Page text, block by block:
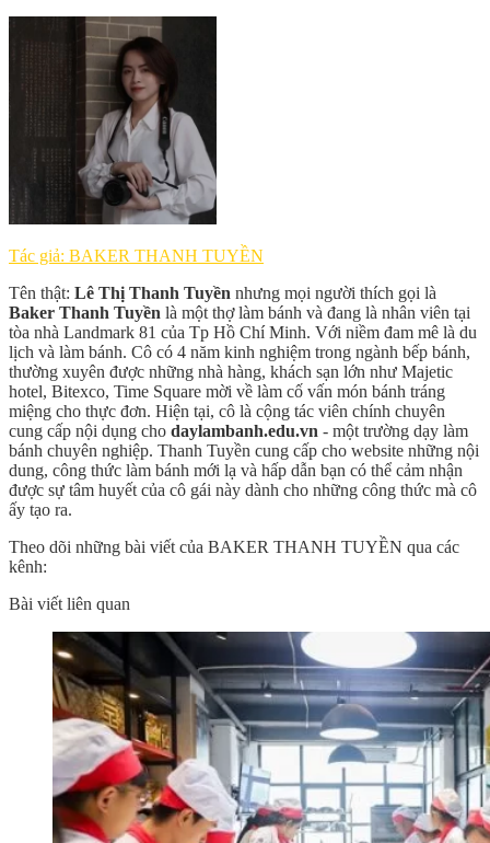
Tác giả: BAKER THANH TUYỀN
Tên thật: Lê Thị Thanh Tuyền nhưng mọi người thích gọi là
Baker Thanh Tuyền là một thợ làm bánh và đang là nhân viên tại
tòa nhà Landmark 81 của Tp Hồ Chí Minh. Với niềm đam mê là du
lịch và làm bánh. Cô có 4 năm kinh nghiệm trong ngành bếp bánh,
thường xuyên được những nhà hàng, khách sạn lớn như Majetic
hotel, Bitexco, Time Square mời về làm cố vấn món bánh tráng
miệng cho thực đơn. Hiện tại, cô là cộng tác viên chính chuyên
cung cấp nội dụng cho daylambanh.edu.vn - một trường dạy làm
bánh chuyên nghiệp. Thanh Tuyền cung cấp cho website những nội
dung, công thức làm bánh mới lạ và hấp dẫn bạn có thể cảm nhận
được sự tâm huyết của cô gái này dành cho những công thức mà cô
ấy tạo ra.
Theo dõi những bài viết của BAKER THANH TUYỀN qua các
kênh:
Bài viết liên quan